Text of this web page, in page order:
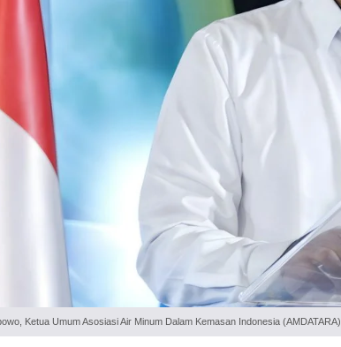
Ketua Umum Asosiasi Air Minum Dalam Kemasan Indonesia (AMDATARA)